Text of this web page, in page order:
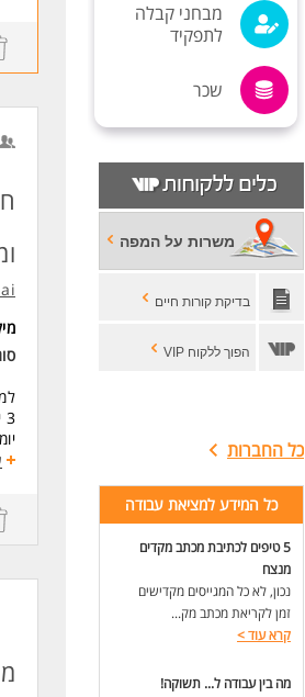
מבחני קבלה
לתפקיד
שכר
משרות על המפה
בדיקת קורות חיים
הפוך ללקוח VIP
כל החברות
כל המידע למציאת עבודה
5 טיפים לכתיבת מכתב מקדים
מנצח
נכון, לא כל המגייסים מקדישים
זמן לקריאת מכתב מק...
קרא עוד>
מה בין עבודה ל... תשוקה!
-
-
-
-
*
3 ימים בשבוע מהבית
בעלת